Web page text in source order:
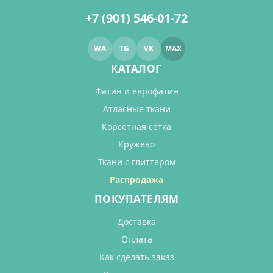
+7 (901) 546-01-72
WA TG VK MAX
КАТАЛОГ
Фатин и еврофатин
Атласные ткани
Корсетная сетка
Кружево
Ткани с глиттером
Распродажа
ПОКУПАТЕЛЯМ
Доставка
Оплата
Как сделать заказ